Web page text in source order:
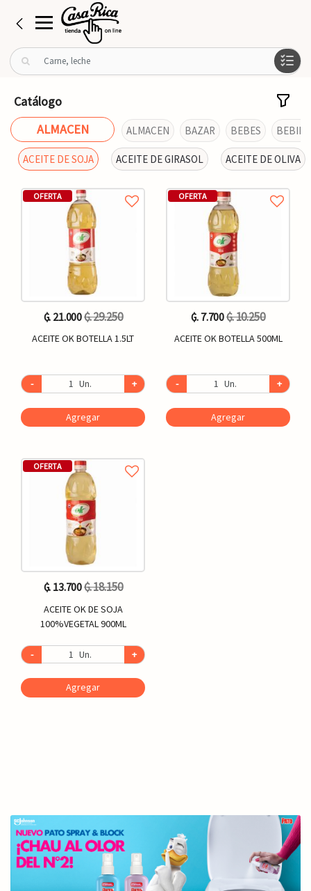
B
u
r
p
Catálogo
ALMACEN
ALMACEN BAZAR BEBES
ACEITE DE SOJA ACEITE DE GIRASOL ACEITE DE OLIVA
OFERTA
₲. 21.000₲. 29.250
ACEITE OK BOTELLA 1.5LT
- Un. +
Agregar
OFERTA
₲. 7.700₲. 10.250
ACEITE OK BOTELLA 500ML
- Un. +
Agregar
OFERTA
₲. 13.700₲. 18.150
ACEITE OK DE SOJA
100%VEGETAL 900ML
- Un. +
Agregar